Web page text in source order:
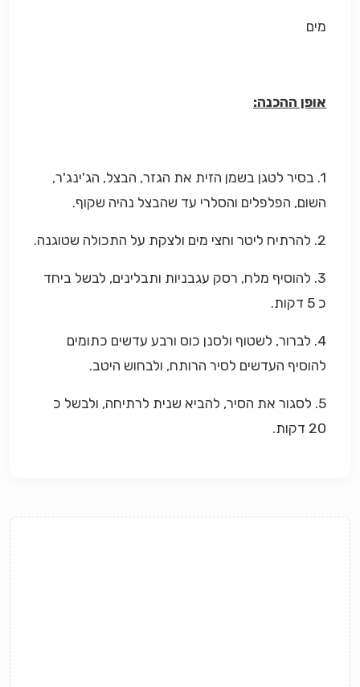
מים
אופן ההכנה:
1. בסיר לטגן בשמן הזית את הגזר, הבצל, הג'ינג'ר,
השום, הפלפלים והסלרי עד שהבצל נהיה שקוף.
2. להרתיח ליטר וחצי מים ולצקת על התכולה שטוגנה.
3. להוסיף מלח, רסק עגבניות ותבלינים, לבשל ביחד
כ 5 דקות.
4. לברור, לשטוף ולסנן כוס ורבע עדשים כתומים
להוסיף העדשים לסיר הרותח, ולבחוש היטב.
5. לסגור את הסיר, להביא שנית לרתיחה, ולבשל כ
20 דקות.